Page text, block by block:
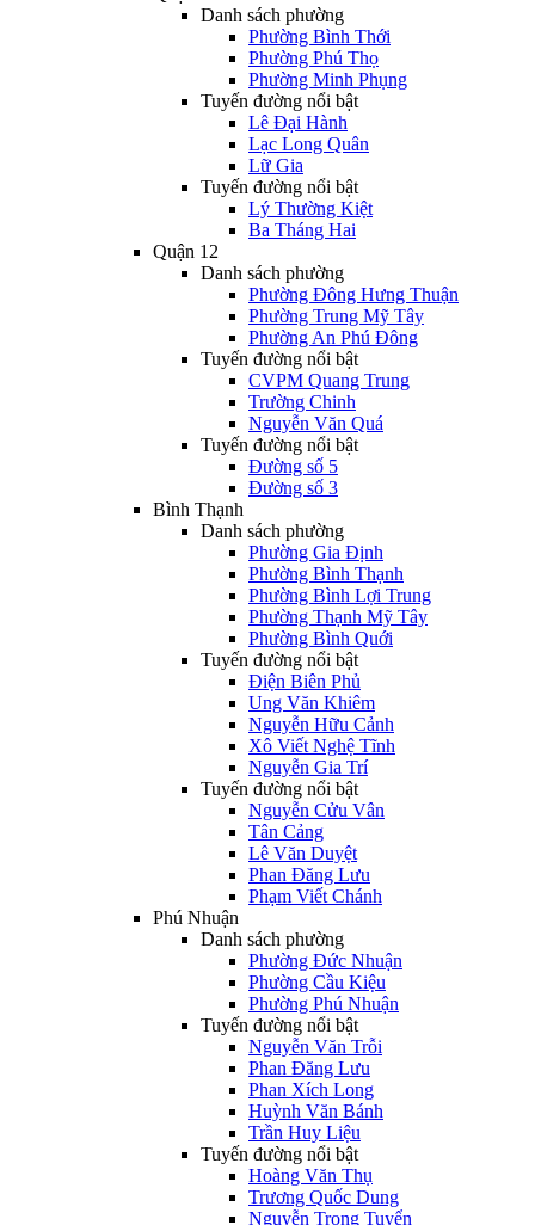
Danh sách phường
Phường Bình Thới
Phường Phú Thọ
Phường Minh Phụng
Tuyến đường nổi bật
Lê Đại Hành
Lạc Long Quân
Lữ Gia
Tuyến đường nổi bật
Lý Thường Kiệt
Ba Tháng Hai
Quận 12
Danh sách phường
Phường Đông Hưng Thuận
Phường Trung Mỹ Tây
Phường An Phú Đông
Tuyến đường nổi bật
CVPM Quang Trung
Trường Chinh
Nguyễn Văn Quá
Tuyến đường nổi bật
Đường số 5
Đường số 3
Bình Thạnh
Danh sách phường
Phường Gia Định
Phường Bình Thạnh
Phường Bình Lợi Trung
Phường Thạnh Mỹ Tây
Phường Bình Quới
Tuyến đường nổi bật
Điện Biên Phủ
Ung Văn Khiêm
Nguyễn Hữu Cảnh
Xô Viết Nghệ Tĩnh
Nguyễn Gia Trí
Tuyến đường nổi bật
Nguyễn Cửu Vân
Tân Cảng
Lê Văn Duyệt
Phan Đăng Lưu
Phạm Viết Chánh
Phú Nhuận
Danh sách phường
Phường Đức Nhuận
Phường Cầu Kiệu
Phường Phú Nhuận
Tuyến đường nổi bật
Nguyễn Văn Trỗi
Phan Đăng Lưu
Phan Xích Long
Huỳnh Văn Bánh
Trần Huy Liệu
Tuyến đường nổi bật
Hoàng Văn Thụ
Trương Quốc Dung
Nguyễn Trọng Tuyển